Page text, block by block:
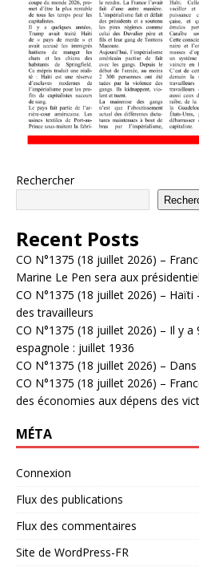
Rechercher
Recent Posts
CO N°1375 (18 juillet 2026) –
Marine Le Pen sera aux
CO N°1375 (18 juillet 2026) – Haïti
des travailleurs
CO N°1375 (18 juillet 2026) – Il y a
espagnole : juillet 1936
CO N°1375 (18 juillet 2026) –
CO N°1375 (18 juillet 2026) –
des économies aux dépens des
MÉTA
Connexion
Flux des publications
Flux des commentaires
Site de WordPress-FR